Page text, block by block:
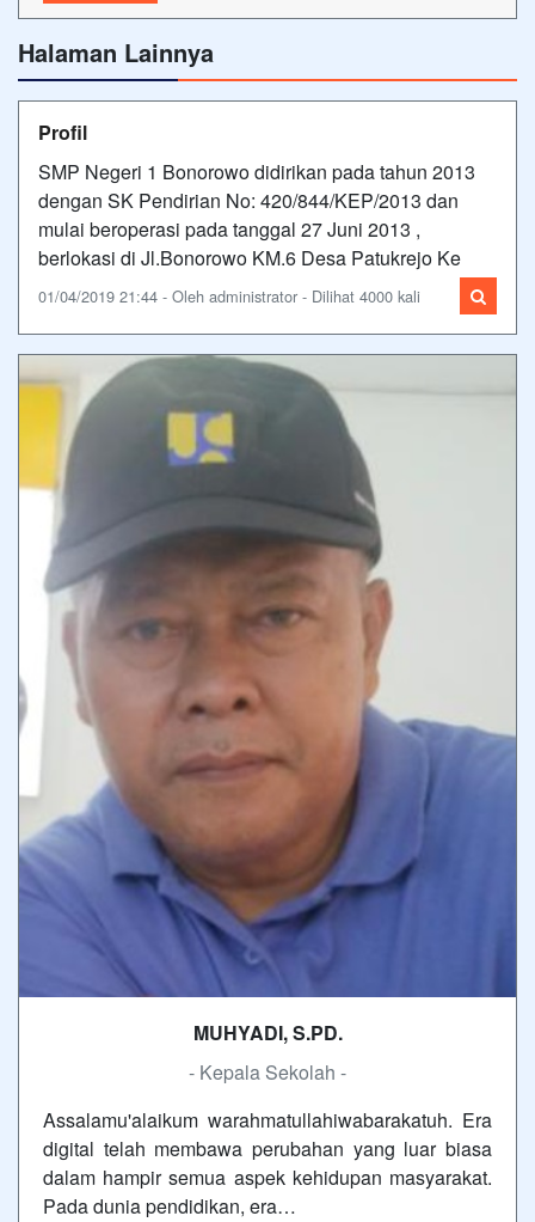
Halaman Lainnya
Profil
SMP Negeri 1 Bonorowo didirikan pada tahun 2013
dengan SK Pendirian No: 420/844/KEP/2013 dan
mulai beroperasi pada tanggal 27 Juni 2013 ,
berlokasi di Jl.Bonorowo KM.6 Desa Patukrejo Ke
01/04/2019 21:44 - Oleh administrator - Dilihat 4000 kali
MUHYADI, S.PD.
- Kepala Sekolah -
Assalamu'alaikum warahmatullahiwabarakatuh. Era
digital telah membawa perubahan yang luar biasa
dalam hampir semua aspek kehidupan masyarakat.
Pada dunia pendidikan, era…